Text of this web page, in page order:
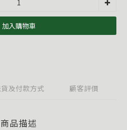
加入購物車
及付款方式 顧客評價
商品描述